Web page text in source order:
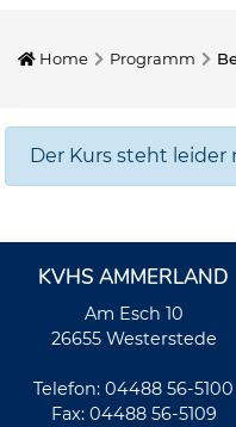
Home Programm
Der Kurs steht
KVHS AMMERLAND
Am Esch 10
26655 Westerstede
Telefon: 04488 56-5100
Fax: 04488 56-5109